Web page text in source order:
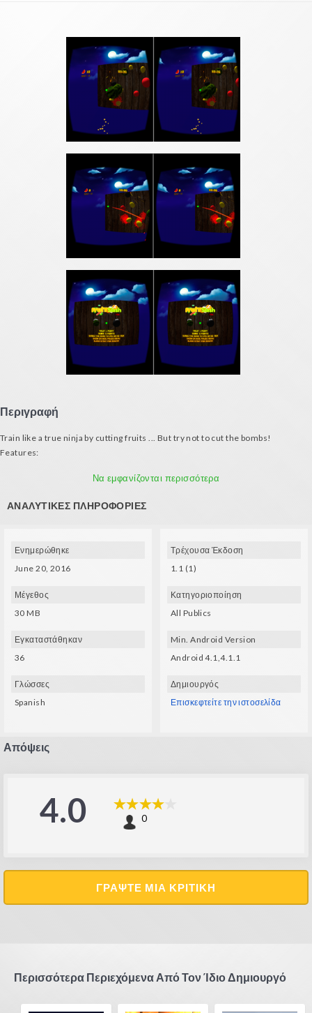
Περιγραφή
Train like a true ninja by cutting fruits ... But try not to cut the bombs!
Features:
- Cutting fruits adds 1 point, cutting bombs subtracts 5 points
Να εμφανίζονται περισσότερα
ΑΝΑΛΥΤΙΚΈΣ ΠΛΗΡΟΦΟΡΊΕΣ
Ενημερώθηκε
June 20, 2016
Μέγεθος
30 MB
Εγκαταστάθηκαν
36
Γλώσσες
Spanish
Τρέχουσα Έκδοση
1.1 (1)
Κατηγοριοποίηση
All Publics
Min. Android Version
Android 4.1,4.1.1
Δημιουργός
Επισκεφτείτε την ιστοσελίδα
Απόψεις
4.0 0
ΓΡΆΨΤΕ ΜΙΑ ΚΡΙΤΙΚΉ
Περισσότερα Περιεχόμενα Από Τον Ίδιο Δημιουργό